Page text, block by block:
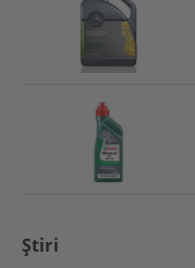
Ştiri